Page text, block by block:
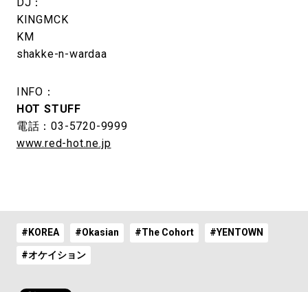
KINGMCK
KM
shakke-n-wardaa
INFO：
HOT STUFF
電話：03-5720-9999
www.red-hot.ne.jp
#KOREA #Okasian #The Cohort #YENTOWN
#オケイション